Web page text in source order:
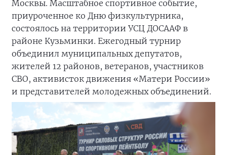
Москвы. Масштабное спортивное событие,
приуроченное ко Дню физкультурника,
состоялось на территории УСЦ ДОСААФ в
районе Кузьминки. Ежегодный турнир
объединил муниципальных депутатов,
жителей 12 районов, ветеранов, участников
СВО, активисток движения «Матери России»
и представителей молодежных объединений.